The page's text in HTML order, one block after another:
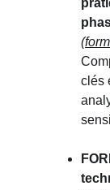
clés